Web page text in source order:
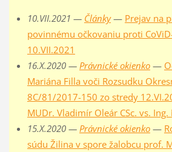
10.VII.2021 — Články— Prejav na
povinnému očkovaniu proti
10.VII.2021
16.X.2020 — Právnické okienko—
Mariána Filla voči Rozsudku
8C/81/2017-150 zo stredy
MUDr. Vladimír Oleár CSc. vs.
15.X.2020 — Právnické okienko—
súdu Žilina v spore žalobcu prof.